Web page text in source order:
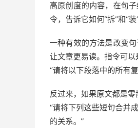
高原创度的内容，在句
令，告诉它如何“拆”和“装”
一种有效的方法是改变
让文章更易读。指令可以
“请将以下段落中的所有
反过来，如果原文都是
“请将下列这些短句合并
的关系。”